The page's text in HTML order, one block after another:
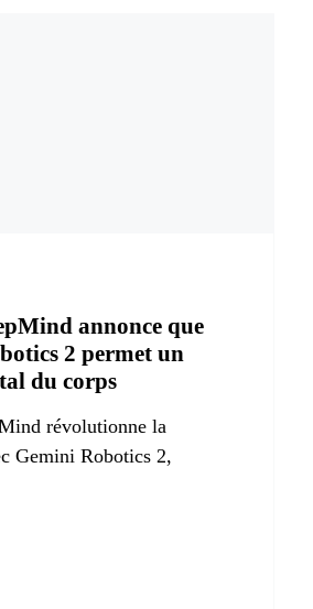
annonce que
2 permet un
du corps
révolutionne la
Gemini Robotics 2,